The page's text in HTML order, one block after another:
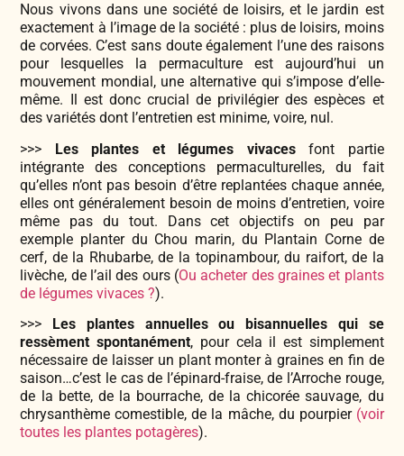
Nous vivons dans une société de loisirs, et le jardin est
exactement à l’image de la société : plus de loisirs, moins
de corvées. C’est sans doute également l’une des raisons
pour lesquelles la permaculture est aujourd’hui un
mouvement mondial, une alternative qui s’impose d’elle-
même. Il est donc crucial de privilégier des espèces et
des variétés dont l’entretien est minime, voire, nul.
>>> Les plantes et légumes vivacesfont partie
intégrante des conceptions permaculturelles, du fait
qu’elles n’ont pas besoin d’être replantées chaque année,
elles ont généralement besoin de moins d’entretien, voire
même pas du tout. Dans cet objectifs on peu par
exemple planter du Chou marin, du Plantain Corne de
cerf, de la Rhubarbe, de la topinambour, du raifort, de la
livèche, de l’ail des ours (Ou acheter des graines et plants
de légumes vivaces ?).
>>>
Les plantes annuelles ou bisannuelles qui se
ressèment spontanément, pour cela il est simplement
nécessaire de laisser un plant monter à graines en fin de
saison…c’est le cas de l’épinard-fraise, de l’Arroche rouge,
de la bette, de la bourrache, de la chicorée sauvage, du
chrysanthème comestible, de la mâche, du pourpier (voir
toutes les plantes potagères).